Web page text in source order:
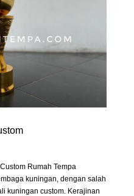
Rumah Tempa
kuningan, dengan salah
kuningan custom. Kerajinan